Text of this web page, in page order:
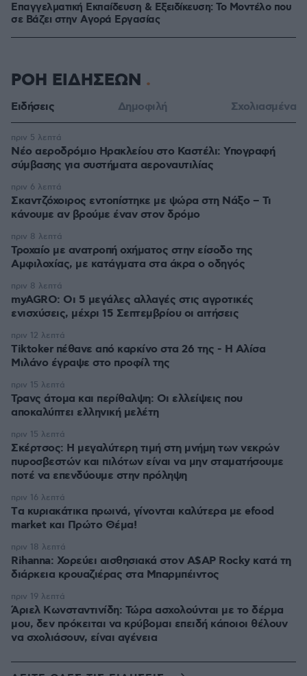
Επαγγελματική Εκπαίδευση & Εξειδίκευση: Το Mοντέλο που
σε Bάζει στην Aγορά Eργασίας
ΡΟΗ ΕΙΔΗΣΕΩΝ
Ειδήσεις Δημοφιλή Σχολιασμένα
Νέο αεροδρόμιο Ηρακλείου στο Καστέλι: Υπογραφή
σύμβασης για συστήματα αεροναυτιλίας
πριν 5 λεπτά
Σκαντζόχοιρος εντοπίστηκε με ψώρα στη Νάξο – Τι
κάνουμε αν βρούμε έναν στον δρόμο
πριν 6 λεπτά
Τροχαίο με ανατροπή οχήματος στην είσοδο της
Αμφιλοχίας, με κατάγματα στα άκρα ο οδηγός
πριν 8 λεπτά
myAGRO: Οι 5 μεγάλες αλλαγές στις αγροτικές
ενισχύσεις, μέχρι 15 Σεπτεμβρίου οι αιτήσεις
πριν 8 λεπτά
Tiktoker πέθανε από καρκίνο στα 26 της - Η Αλίσα
Μιλάνο έγραψε στο προφίλ της
πριν 12 λεπτά
Τρανς άτομα και περίθαλψη: Οι ελλείψεις που
αποκαλύπτει ελληνική μελέτη
πριν 15 λεπτά
Σκέρτσος: Η μεγαλύτερη τιμή στη μνήμη των νεκρών
πυροσβεστών και πιλότων είναι να μην σταματήσουμε
ποτέ να επενδύουμε στην πρόληψη
πριν 15 λεπτά
Tα κυριακάτικα πρωινά, γίνονται καλύτερα με efood
market και Πρώτο Θέμα!
πριν 16 λεπτά
Rihanna: Χορεύει αισθησιακά στον A$AP Rocky κατά τη
διάρκεια κρουαζιέρας στα Μπαρμπέιντος
πριν 18 λεπτά
Άριελ Κωνσταντινίδη: Τώρα ασχολούνται με το δέρμα
μου, δεν πρόκειται να κρύβομαι επειδή κάποιοι θέλουν
να σχολιάσουν, είναι αγένεια
πριν 19 λεπτά